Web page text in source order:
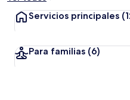
Servicios principales
Para familias (6)